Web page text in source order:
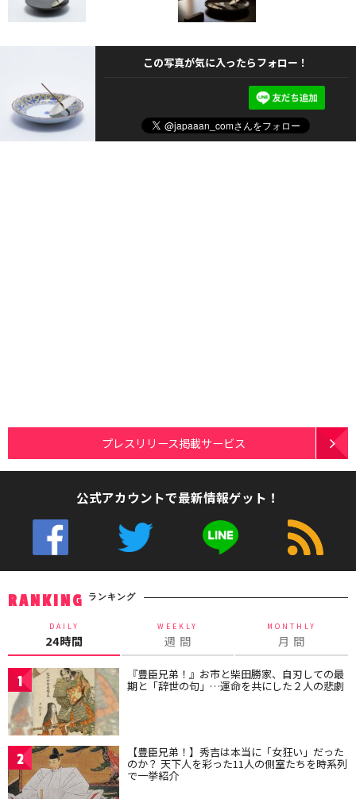
この写真が気に入ったらフォロー！
プレスリリース掲載サービス
公式アカウントで最新情報ゲット！
RANKING ランキング
DAILY
24時間
WEEKLY
週 間
MONTHLY
月 間
1 『豊臣兄弟！』お市と柴田勝家、自刃しての最
期と「辞世の句」…運命を共にした２人の悲劇
2 【豊臣兄弟！】秀吉は本当に「女狂い」だった
のか？ 天下人を彩った11人の側室たちを時系列
で一挙紹介